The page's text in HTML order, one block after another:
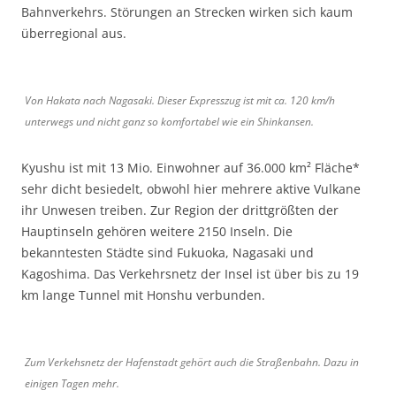
Bahnverkehrs. Störungen an Strecken wirken sich kaum
überregional aus.
Von Hakata nach Nagasaki. Dieser Expresszug ist mit ca. 120 km/h
unterwegs und nicht ganz so komfortabel wie ein Shinkansen.
Kyushu ist mit 13 Mio. Einwohner auf 36.000 km² Fläche*
sehr dicht besiedelt, obwohl hier mehrere aktive Vulkane
ihr Unwesen treiben. Zur Region der drittgrößten der
Hauptinseln gehören weitere 2150 Inseln. Die
bekanntesten Städte sind Fukuoka, Nagasaki und
Kagoshima. Das Verkehrsnetz der Insel ist über bis zu 19
km lange Tunnel mit Honshu verbunden.
Zum Verkehsnetz der Hafenstadt gehört auch die Straßenbahn. Dazu in
einigen Tagen mehr.